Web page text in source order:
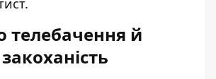
телебачення й
закоханість